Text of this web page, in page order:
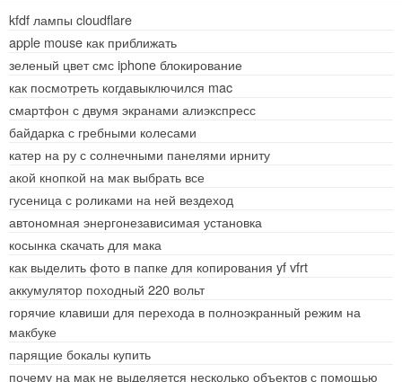
kfdf лампы cloudflare
apple mouse как приближать
зеленый цвет смс iphone блокирование
как посмотреть когдавыключился mac
смартфон с двумя экранами алиэкспресс
байдарка с гребными колесами
катер на ру с солнечными панелями ирниту
акой кнопкой на мак выбрать все
гусеница с роликами на ней вездеход
автономная энергонезависимая установка
косынка скачать для мака
как выделить фото в папке для копирования yf vfrt
аккумулятор походный 220 вольт
горячие клавиши для перехода в полноэкранный режим на
макбуке
парящие бокалы купить
почему на мак не выделяется несколько объектов с помощью